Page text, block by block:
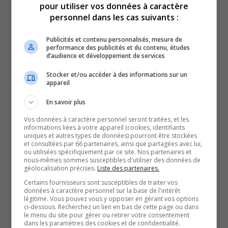
Gatineau.
On sait que l’enjeu des titres ou claims miniers fait
MRC de Papineau. Le monde municipal est donc
rassemblé pour voir comment on peut mieux encadrer
les activités minières, auxquelles ils n’y sont pas
« On n’est pas contre l’activité minière, Il faut choisir les
bons endroits pour éviter que l’activité actuelle, que ce
soit l’activité agricole, ou que ce soit l’activité
récréotouristique ou de villégiature, soit respectée ».
-David Pharand, maire de Duhamel
Selon les municipalités, Québec doit agir pour mieux les
outiller. À l’heure actuelle, ils expliquent pouvoir identifier
des territoires incompatibles, mais que la décision finale
revient au gouvernement.
pour utiliser vos données à caractère
personnel dans les cas suivants :
Publicités et contenu personnalisés, mesure de
performance des publicités et du contenu, études
d’audience et développement de services
Stocker et/ou accéder à des informations sur un
appareil
En savoir plus
Vos données à caractère personnel seront traitées, et les
informations liées à votre appareil (cookies, identifiants
uniques et autres types de données) pourront être stockées
et consultées par 66 partenaires, ainsi que partagées avec lui,
ou utilisées spécifiquement par ce site. Nos partenaires et
nous-mêmes sommes susceptibles d'utiliser des données de
géolocalisation précises. Liste des partenaires.
Certains fournisseurs sont susceptibles de traiter vos
données à caractère personnel sur la base de l'intérêt
légitime. Vous pouvez vous y opposer en gérant vos options
ci-dessous. Recherchez un lien en bas de cette page ou dans
le menu du site pour gérer ou retirer votre consentement
dans les paramètres des cookies et de confidentialité.